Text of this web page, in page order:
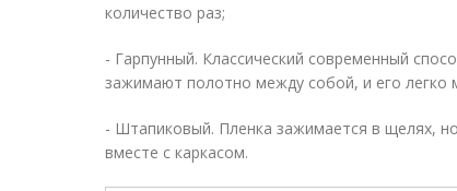
количество раз;
- Гарпунный. Классический современный
зажимают полотно между собой, и его легко
- Штапиковый. Пленка зажимается в щелях,
вместе с каркасом.